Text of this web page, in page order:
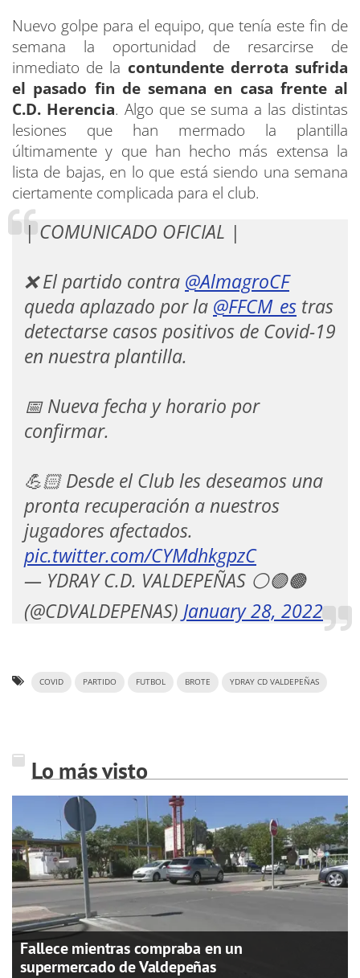
Nuevo golpe para el equipo, que tenía este fin de
semana la oportunidad de resarcirse de
inmediato de la contundente derrota sufrida
el pasado fin de semana en casa frente al
C.D. Herencia. Algo que se suma a las distintas
lesiones que han mermado la plantilla
últimamente y que han hecho más extensa la
lista de bajas, en lo que está siendo una semana
ciertamente complicada para el club.
| COMUNICADO OFICIAL |
❌ El partido contra @AlmagroCF
queda aplazado por la @FFCM_es tras
detectarse casos positivos de Covid-19
en nuestra plantilla.
📅 Nueva fecha y horario por
confirmar.
💪🏻 Desde el Club les deseamos una
pronta recuperación a nuestros
jugadores afectados.
pic.twitter.com/CYMdhkgpzC
— YDRAY C.D. VALDEPEÑAS ⚪🟣🟤
(@CDVALDEPENAS) January 28, 2022
COVID PARTIDO FUTBOL BROTE YDRAY CD VALDEPEÑAS
Lo más visto
Fallece mientras compraba en un
supermercado de Valdepeñas